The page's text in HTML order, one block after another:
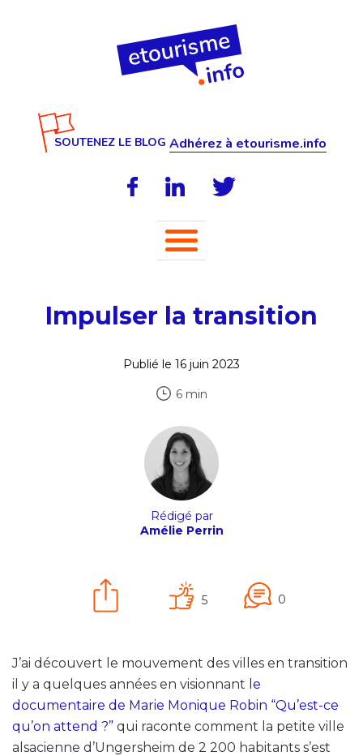
SOUTENEZ LE BLOG Adhérez à etourisme.info
Impulser la transition
Publié le 16 juin 2023
6 min
Rédigé par
Amélie Perrin
5 0
J’ai découvert le mouvement des villes en transition
il y a quelques années en visionnant le
documentaire de Marie Monique Robin “Qu’est-ce
qu’on attend ?” qui raconte comment la petite ville
alsacienne d’Ungersheim de 2 200 habitants s’est